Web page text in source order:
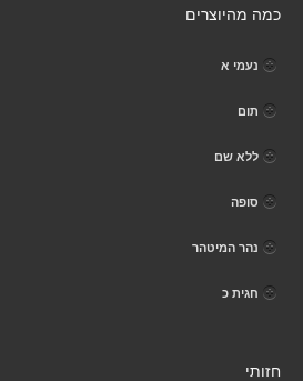
כמה מהיוצרים
נעמי א
תום
ללא שם
סופה
נהר המיטהר
חגית כ
חזותי